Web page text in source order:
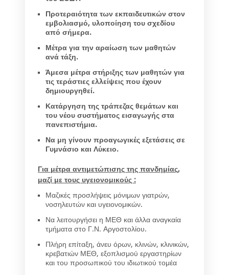
Προτεραιότητα των εκπαιδευτικών στον
εμβολιασμό, υλοποίηση του σχεδίου
από σήμερα.
Μέτρα για την αραίωση των μαθητών
ανά τάξη.
Άμεσα μέτρα στήριξης των μαθητών για
τις τεράστιες ελλείψεις που έχουν
δημιουργηθεί.
Κατάργηση της τράπεζας θεμάτων και
του νέου συστήματος εισαγωγής στα
πανεπιστήμια.
Να μη γίνουν προαγωγικές εξετάσεις σε
Γυμνάσιο και Λύκειο.
Για μέτρα αντιμετώπισης της πανδημίας,
μαζί με τους υγειονομικούς :
Μαζικές προσλήψεις μόνιμων γιατρών,
νοσηλευτών και υγειονομικών.
Να λειτουργήσει η ΜΕΘ και άλλα αναγκαία
τμήματα στο Γ.Ν. Αργοστολίου.
Πλήρη επίταξη, άνευ όρων, κλινών, κλινικών,
κρεβατιών ΜΕΘ, εξοπλισμού εργαστηρίων
και του προσωπικού του ιδιωτικού τομέα